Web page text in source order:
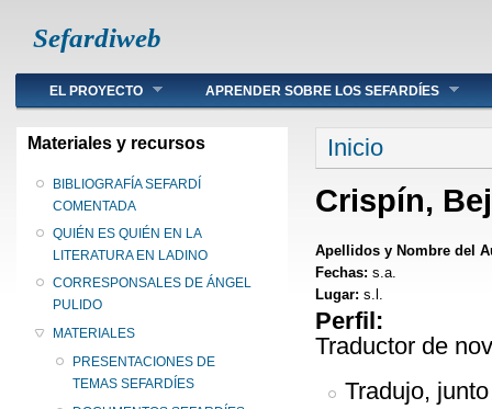
Sefardiweb
Main menu
EL PROYECTO APRENDER SOBRE LOS SEFARDÍES
Materiales y recursos
BIBLIOGRAFÍA SEFARDÍ
COMENTADA
QUIÉN ES QUIÉN EN LA
LITERATURA EN LADINO
CORRESPONSALES DE ÁNGEL
PULIDO
MATERIALES
PRESENTACIONES DE
TEMAS SEFARDÍES
Se encuentra
Inicio
Crispín,
Apellidos y Nombre del
Fechas: s.a.
Lugar: s.l.
Perfil:
Traductor de
Tradujo,